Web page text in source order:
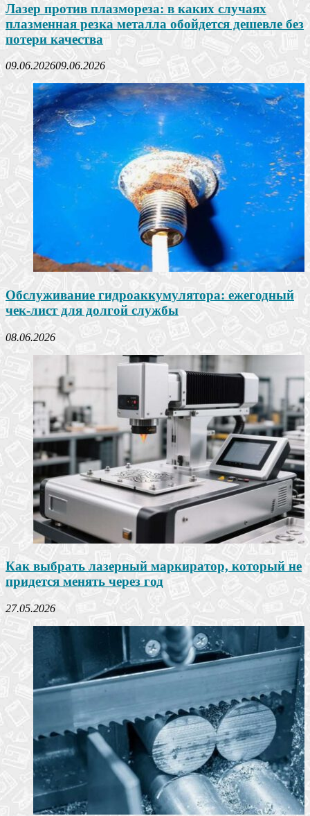
Лазер против плазмореза: в каких случаях
плазменная резка металла обойдется дешевле без
потери качества
09.06.202609.06.2026
Обслуживание гидроаккумулятора: ежегодный
чек-лист для долгой службы
08.06.2026
Как выбрать лазерный маркиратор, который не
придется менять через год
27.05.2026